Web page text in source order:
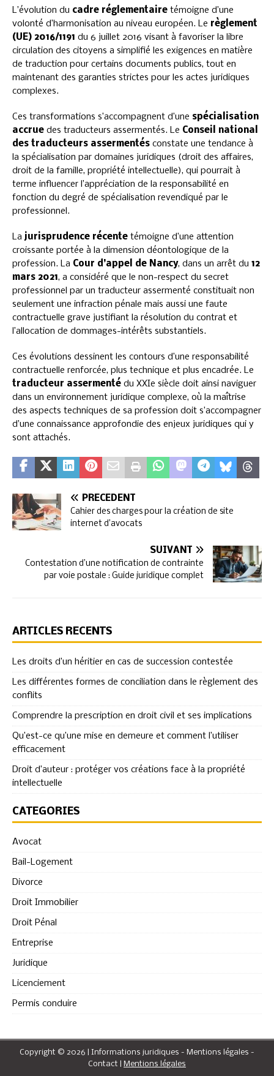
L’évolution du cadre réglementaire témoigne d’une
volonté d’harmonisation au niveau européen. Le règlement
(UE) 2016/1191 du 6 juillet 2016 visant à favoriser la libre
circulation des citoyens a simplifié les exigences en matière
de traduction pour certains documents publics, tout en
maintenant des garanties strictes pour les actes juridiques
complexes.
Ces transformations s’accompagnent d’une spécialisation
accrue des traducteurs assermentés. Le Conseil national
des traducteurs assermentés constate une tendance à
la spécialisation par domaines juridiques (droit des affaires,
droit de la famille, propriété intellectuelle), qui pourrait à
terme influencer l’appréciation de la responsabilité en
fonction du degré de spécialisation revendiqué par le
professionnel.
La jurisprudence récente témoigne d’une attention
croissante portée à la dimension déontologique de la
profession. La Cour d’appel de Nancy, dans un arrêt du 12
mars 2021, a considéré que le non-respect du secret
professionnel par un traducteur assermenté constituait non
seulement une infraction pénale mais aussi une faute
contractuelle grave justifiant la résolution du contrat et
l’allocation de dommages-intérêts substantiels.
Ces évolutions dessinent les contours d’une responsabilité
contractuelle renforcée, plus technique et plus encadrée. Le
traducteur assermenté du XXIe siècle doit ainsi naviguer
dans un environnement juridique complexe, où la maîtrise
des aspects techniques de sa profession doit s’accompagner
d’une connaissance approfondie des enjeux juridiques qui y
sont attachés.
PRÉCÉDENT
Cahier des charges pour la création de site
internet d’avocats
SUIVANT
Contestation d’une notification de contrainte
par voie postale : Guide juridique complet
ARTICLES RÉCENTS
Les droits d’un héritier en cas de succession contestée
Les différentes formes de conciliation dans le règlement des
conflits
Comprendre la prescription en droit civil et ses implications
Qu’est-ce qu’une mise en demeure et comment l’utiliser
efficacement
Droit d’auteur : protéger vos créations face à la propriété
intellectuelle
CATÉGORIES
Avocat
Bail-Logement
Divorce
Droit Immobilier
Droit Pénal
Entreprise
Juridique
Licenciement
Permis conduire
Copyright © 2026 | Informations juridiques - Mentions légales -
Contact
Mentions légales